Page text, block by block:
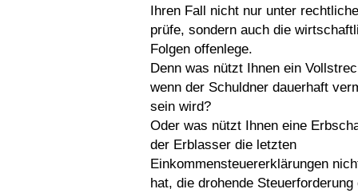
Ihren Fall nicht nur unter
prüfe, sondern auch die
Folgen offenlege.
Denn was nützt Ihnen ein
wenn der Schuldner dauerhaft
sein wird?
Oder was nützt Ihnen eine
der Erblasser die letzten
Einkommensteuererklärungen
hat, die drohende Steuerforderung